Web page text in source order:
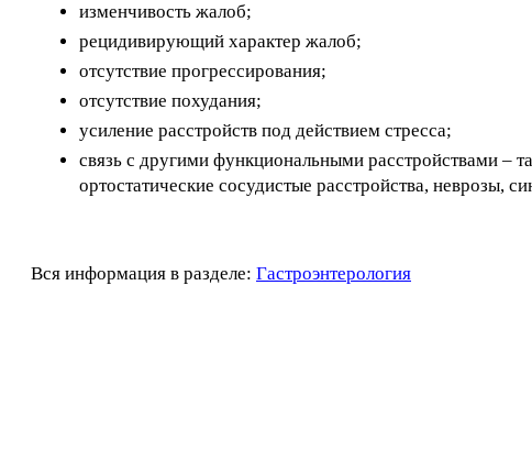
изменчивость жалоб;
рецидивирующий характер жалоб;
отсутствие прогрессирования;
отсутствие похудания;
усиление расстройств под действием стресса;
связь с другими функциональными расстройствами –
ортостатические сосудистые расстройства, неврозы,
Вся информация в разделе: Гастроэнтерология